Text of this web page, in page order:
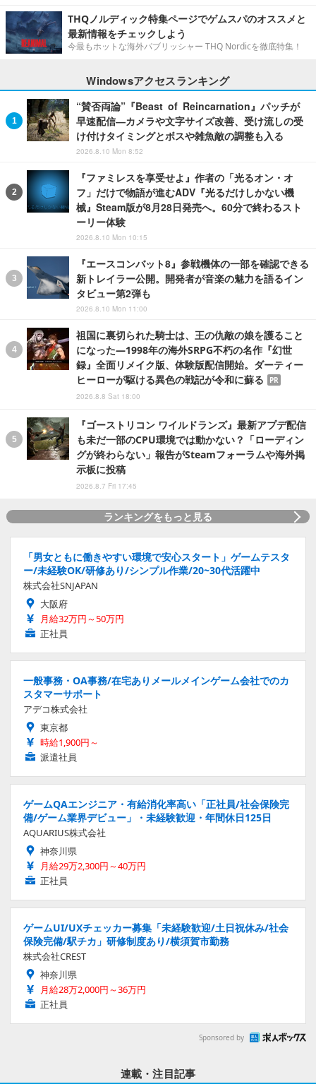
THQノルディック特集ページでゲムスパのオススメと
最新情報をチェックしよう
今最もホットな海外パブリッシャー THQ Nordicを徹底特集！
Windowsアクセスランキング
“賛否両論”『Beast of Reincarnation』パッチが
早速配信―カメラや文字サイズ改善、受け流しの受
け付けタイミングとボスや雑魚敵の調整も入る
2026.8.10 Mon 8:52
『ファミレスを享受せよ』作者の「光るオン・オ
フ」だけで物語が進むADV『光るだけしかない機
械』Steam版が8月28日発売へ。60分で終わるスト
ーリー体験
2026.8.10 Mon 10:15
『エースコンバット8』参戦機体の一部を確認できる
新トレイラー公開。開発者が音楽の魅力を語るイン
タビュー第2弾も
2026.8.10 Mon 11:00
祖国に裏切られた騎士は、王の仇敵の娘を護ること
になった―1998年の海外SRPG不朽の名作『幻世
録』全面リメイク版、体験版配信開始。ダーティー
ヒーローが駆ける異色の戦記が令和に蘇る
PR
2026.8.8 Sat 18:00
『ゴーストリコン ワイルドランズ』最新アプデ配信
も未だ一部のCPU環境では動かない？「ローディン
グが終わらない」報告がSteamフォーラムや海外掲
示板に投稿
2026.8.7 Fri 17:45
ランキングをもっと見る
「男女ともに働きやすい環境で安心スタート」ゲームテスタ
ー/未経験OK/研修あり/シンプル作業/20~30代活躍中
株式会社SNJAPAN
大阪府
月給32万円～50万円
正社員
一般事務・OA事務/在宅ありメールメインゲーム会社でのカ
スタマーサポート
アデコ株式会社
東京都
時給1,900円～
派遣社員
ゲームQAエンジニア・有給消化率高い「正社員/社会保険完
備/ゲーム業界デビュー」・未経験歓迎・年間休日125日
AQUARIUS株式会社
神奈川県
月給29万2,300円～40万円
正社員
ゲームUI/UXチェッカー募集「未経験歓迎/土日祝休み/社会
保険完備/駅チカ」研修制度あり/横須賀市勤務
株式会社CREST
神奈川県
月給28万2,000円～36万円
正社員
Sponsored by
連載・注目記事